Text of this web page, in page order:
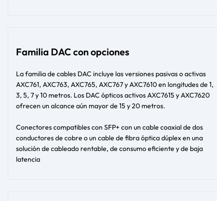
Familia DAC con opciones
La familia de cables DAC incluye las versiones pasivas o activas
AXC761, AXC763, AXC765, AXC767 y AXC7610 en longitudes de 1,
3, 5, 7 y 10 metros. Los DAC ópticos activos AXC7615 y AXC7620
ofrecen un alcance aún mayor de 15 y 20 metros.
Conectores compatibles con SFP+ con un cable coaxial de dos
conductores de cobre o un cable de fibra óptica dúplex en una
solución de cableado rentable, de consumo eficiente y de baja
latencia